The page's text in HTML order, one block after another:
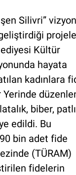
Silivri”
Kültür
hayata
kadınlara
Yerinde
biber,
edildi. Bu
bin adet fide
(TÜRAM)
fidelerin